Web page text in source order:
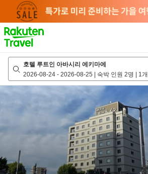
page
호텔 루트인 아바시리 에키마에
2026-08-24 - 2026-08-25 | 숙박 인원 2명 | 1개